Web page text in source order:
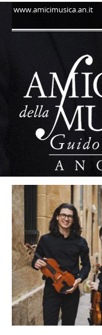
www.amicimusica.an.it